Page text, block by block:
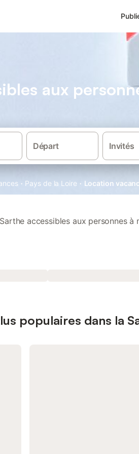
aux
Départ Invités
· Pays de la Loire · Location
accessibles aux personnes à
populaires dans la